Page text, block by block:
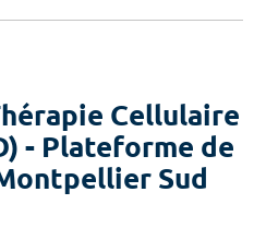
Cellulaire
- Plateforme de
Sud